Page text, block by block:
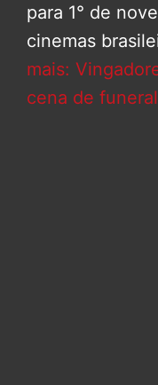
para 1° de
cinemas
mais:
cena de